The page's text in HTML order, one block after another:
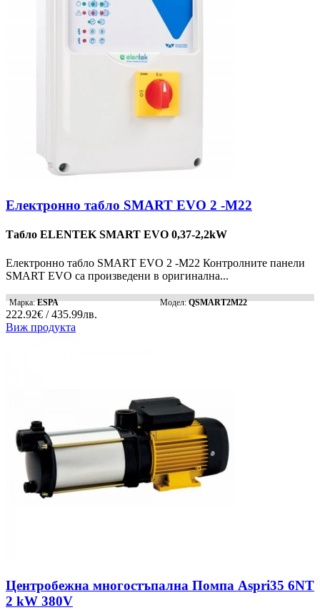
Електронно табло SMART EVO 2 -M22
Табло ELENTEK SMART EVO 0,37-2,2kW
Електронно табло SMART EVO 2 -M22 Контролните панели
SMART EVO са произведени в оригинална...
Марка:ESPA Модел:QSMART2M22
222.92€ / 435.99лв.
Виж продукта
Центробежна многостъпална Помпа Aspri35 6NT
2 kW 380V